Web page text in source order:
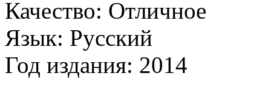
Качество: Отличное
Язык: Русский
Год издания: 2014